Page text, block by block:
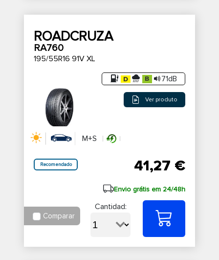
ROADCRUZA
RA760
195/55R16 91V XL
71dB
Ver produto
M+S
Recomendado 41,27 €
Envio grátis em 24/48h
Comparar
Cantidad: